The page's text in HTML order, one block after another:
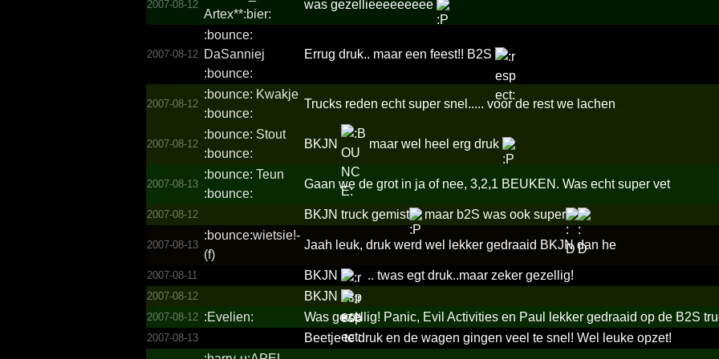
2007-08-12
Artex**­:bier:
was gezellieeeeeeeee
2007-08-12
:bounce:
DaSanniej
:bounce:
Errug druk.. maar een feest!! B2S
2007-08-12
:bounce: Kwakje
:bounce:
Trucks reden echt super snel..... voor de rest we lachen
2007-08-12
:bounce: Stout
:bounce:
BKJN maar wel heel erg druk
2007-08-13
:bounce: Teun
:bounce:
Gaan we de grot in ja of nee, 3,2,1 BEUKEN. Was echt super vet
2007-08-12 BKJN truck gemist maar b2S was ook super
2007-08-13
:bounc­e:wiet­sie!­
(f)
Jaah leuk, druk werd wel lekker gedraaid BKJN dan he
2007-08-11 BKJN .. twas egt druk..maar zeker gezellig!
2007-08-12 BKJN
2007-08-12 :Evelien: Was gezellig! Panic, Evil Activities en Paul lekker gedraaid op de B2S
2007-08-13
Beetje te druk en de wagen gingen veel te snel! Wel leuke opzet!